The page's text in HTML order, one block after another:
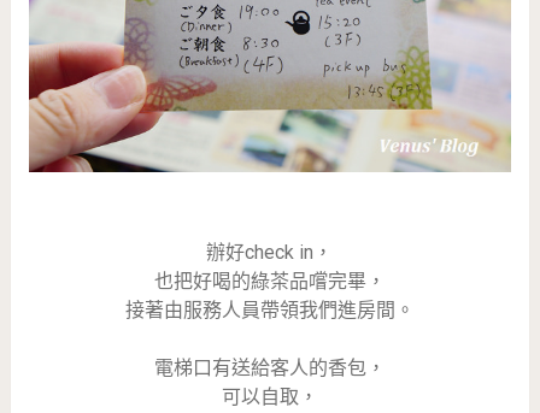
辦好check in，
也把好喝的綠茶品嚐完畢，
接著由服務人員帶領我們進房間。
電梯口有送給客人的香包，
可以自取，